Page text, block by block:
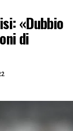
«Dubbio
di